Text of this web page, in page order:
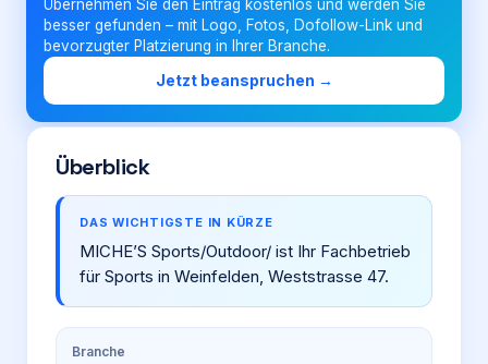
Firma eintragen
Übernehmen Sie den Eintrag kostenlos und werden Sie
besser gefunden – mit Logo, Fotos, Dofollow-Link und
bevorzugter Platzierung in Ihrer Branche.
Jetzt beanspruchen →
Überblick
DAS WICHTIGSTE IN KÜRZE
MICHE’S Sports/Outdoor/ ist Ihr Fachbetrieb
für Sports in Weinfelden, Weststrasse 47.
Branche